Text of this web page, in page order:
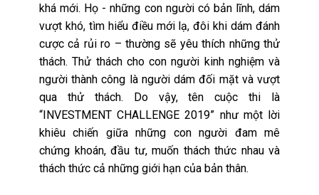
khá mới. Họ - những con người có bản lĩnh, dám
vượt khó, tìm hiểu điều mới lạ, đôi khi dám đánh
cược cả rủi ro – thường sẽ yêu thích những thử
thách. Thử thách cho con người kinh nghiệm và
người thành công là người dám đối mặt và vượt
qua thử thách. Do vậy, tên cuộc thi là
“INVESTMENT CHALLENGE 2019” như một lời
khiêu chiến giữa những con người đam mê
chứng khoán, đầu tư, muốn thách thức nhau và
thách thức cả những giới hạn của bản thân.